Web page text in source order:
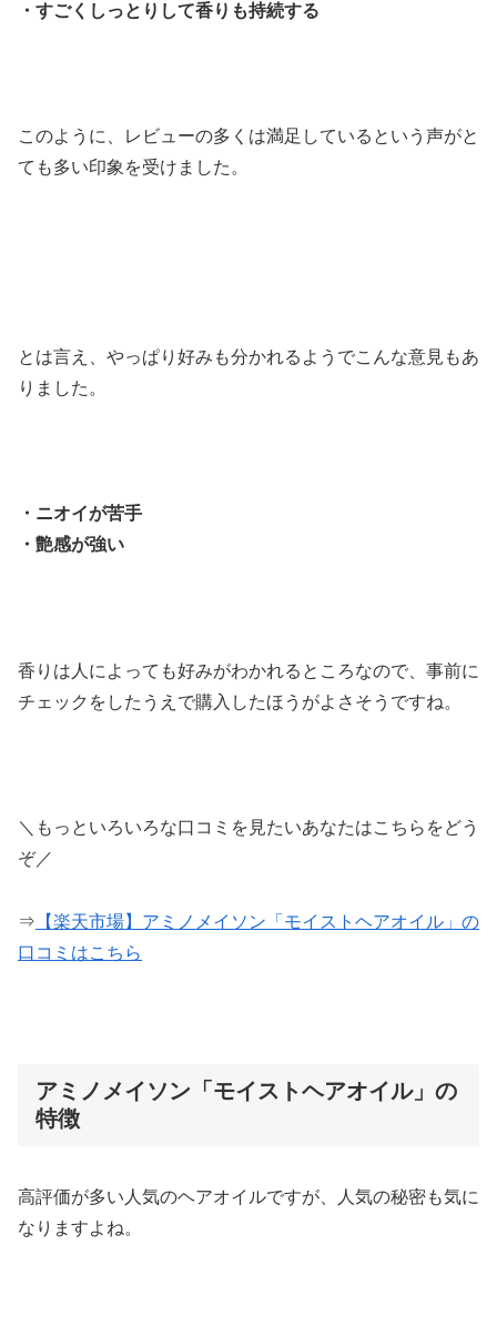
・すごくしっとりして香りも持続する
このように、レビューの多くは満足しているという声がと
ても多い印象を受けました。
とは言え、やっぱり好みも分かれるようでこんな意見もあ
りました。
・ニオイが苦手
・艶感が強い
香りは人によっても好みがわかれるところなので、事前に
チェックをしたうえで購入したほうがよさそうですね。
＼もっといろいろな口コミを見たいあなたはこちらをどう
ぞ／
⇒ 【楽天市場】アミノメイソン「モイストヘアオイル」の
口コミはこちら
アミノメイソン「モイストヘアオイル」の
特徴
高評価が多い人気のヘアオイルですが、人気の秘密も気に
なりますよね。